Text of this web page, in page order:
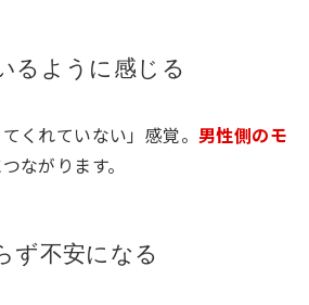
るように感じる
くれていない」感覚。 男性側のモ
ながります。
ず不安になる